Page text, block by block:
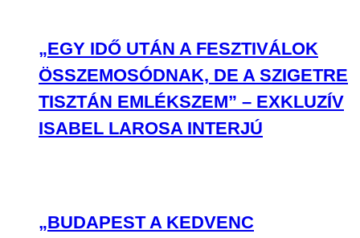
„EGY IDŐ UTÁN A FESZTIVÁLOK
ÖSSZEMOSÓDNAK, DE A SZIGETRE
TISZTÁN EMLÉKSZEM” – EXKLUZÍV
ISABEL LAROSA INTERJÚ
„BUDAPEST A KEDVENC